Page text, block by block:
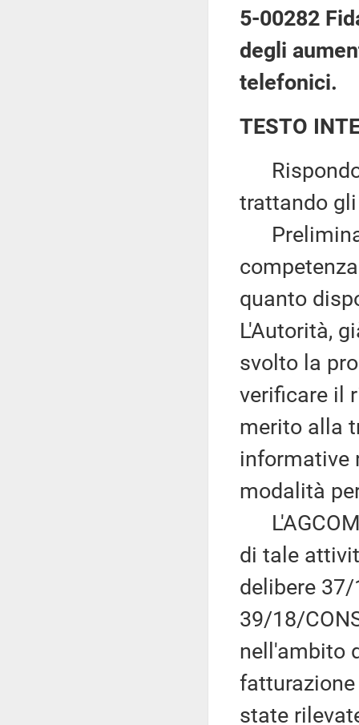
5-00282
degli
telefonici.
TESTO
Rispondo
trattando
quanto
L'Autorità,
svolto la
verificare il
merito alla
informative
modalità
di tale
delibere
39/18/
nell'ambito
state